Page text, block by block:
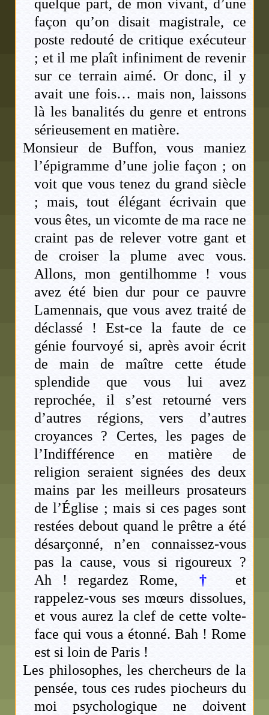
quelque part, de mon vivant, d’une
façon qu’on disait magistrale, ce
poste redouté de critique exécuteur
; et il me plaît infiniment de revenir
sur ce terrain aimé. Or donc, il y
avait une fois… mais non, laissons
là les banalités du genre et entrons
sérieusement en matière.
Monsieur de Buffon, vous maniez
l’épigramme d’une jolie façon ; on
voit que vous tenez du grand siècle
; mais, tout élégant écrivain que
vous êtes, un vicomte de ma race ne
craint pas de relever votre gant et
de croiser la plume avec vous.
Allons, mon gentilhomme ! vous
avez été bien dur pour ce pauvre
Lamennais, que vous avez traité de
déclassé ! Est-ce la faute de ce
génie fourvoyé si, après avoir écrit
de main de maître cette étude
splendide que vous lui avez
reprochée, il s’est retourné vers
d’autres régions, vers d’autres
croyances ? Certes, les pages de
l’Indifférence en matière de
religion seraient signées des deux
mains par les meilleurs prosateurs
de l’Église ; mais si ces pages sont
restées debout quand le prêtre a été
désarçonné, n’en connaissez-vous
pas la cause, vous si rigoureux ?
Ah ! regardez Rome,
†
et
rappelez-vous ses mœurs dissolues,
et vous aurez la clef de cette volte-
face qui vous a étonné. Bah ! Rome
est si loin de Paris !
Les philosophes, les chercheurs de la
pensée, tous ces rudes piocheurs du
moi psychologique ne doivent